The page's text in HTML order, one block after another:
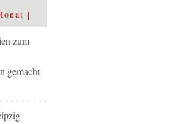
zum
gemacht